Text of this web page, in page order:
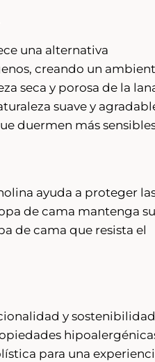
una alternativa
creando un
seca y porosa de la
suave y
duermen más
ayuda a proteger
de cama mantenga su
de cama que resista el
y
para una